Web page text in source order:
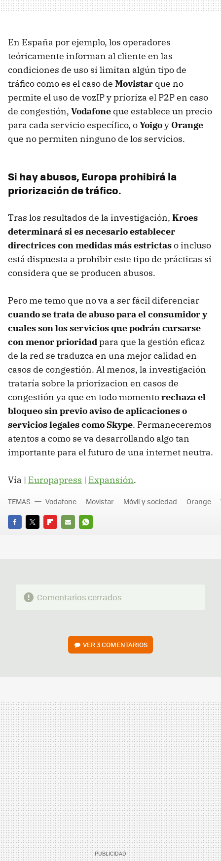
En España por ejemplo, los operadores
teóricamente informan al cliente en las
condiciones de uso si limitan algún tipo de
tráfico como es el caso de Movistar que no
permite el uso de vozIP y prioriza el P2P en caso
de congestión, Vodafone que establece un precio
para cada servicio específico, oYoigoy Orange
que no permiten ninguno de los servicios.
Si hay abusos, Europa prohibirá la
priorización de tráfico.
Tras los resultados de la investigación, Kroes
determinará si es necesario establecer
directrices con medidas más estrictaso incluso
está dispuesta a prohibir este tipo de prácticas si
considera que se producen abusos.
Pero me temo que no va a ser fácil diferenciar
cuando se trata de abuso para el consumidor y
cuales son los servicios que podrán cursarse
con menor prioridadpara que la gestión eficaz
de la red se traduzca en una mejor calidad en
casos de congestión. Al menos, la investigación
trataría sobre la priorizacion en casos de
congestión ya que en todo momentorechaza el
bloqueo sin previo aviso de aplicaciones o
servicios legales como Skype. Permaneceremos
atentos a como se va desarrollando algo tan
importante para el futuro de una internet neutra.
Vía | Europapress | Expansión.
FACEBOOK
TWITTERFLIPBOARD
E-
WHATSAPP
TEMAS Vodafone Movistar Móvil y sociedad Orange
Comentarios cerrados
VER3 COMENTARIOS